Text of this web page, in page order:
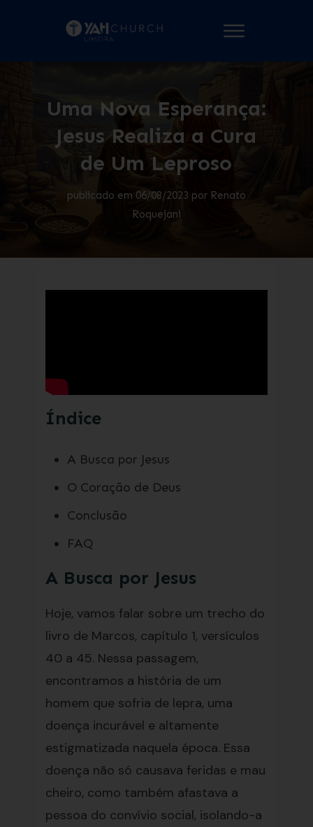
Uma Nova Esperança:
Jesus Realiza a Cura
de Um Leproso
publicado em 06/08/2023 por Renato
Roquejani
Índice
A Busca por Jesus
O Coração de Deus
Conclusão
FAQ
A Busca por Jesus
Hoje, vamos falar sobre um trecho do
livro de Marcos, capítulo 1, versículos
40 a 45. Nessa passagem,
encontramos a história de um
homem que sofria de lepra, uma
doença incurável e altamente
estigmatizada naquela época. Essa
doença não só causava feridas e mau
cheiro, como também afastava a
pessoa do convívio social, isolando-a